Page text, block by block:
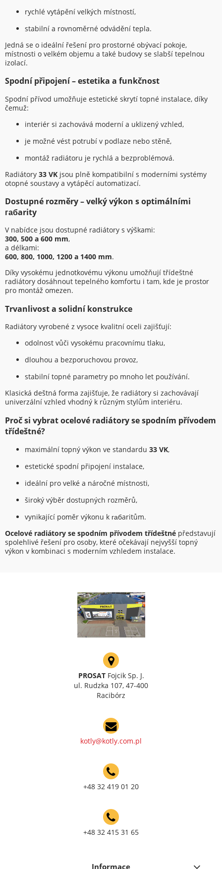
rychlé vytápění velkých místností,
stabilní a rovnoměrné odvádění tepla.
Jedná se o ideální řešení pro prostorné obývací pokoje,
místnosti o velkém objemu a také budovy se slabší tepelnou
izolací.
Spodní připojení – estetika a funkčnost
Spodní přívod umožňuje estetické skrytí topné instalace, díky
čemuž:
interiér si zachovává moderní a uklizený vzhled,
je možné vést potrubí v podlaze nebo stěně,
montáž radiátoru je rychlá a bezproblémová.
Radiátory 33 VK jsou plně kompatibilní s moderními systémy
otopné soustavy a vytápěcí automatizací.
Dostupné rozměry – velký výkon s optimálními
габarity
V nabídce jsou dostupné radiátory s výškami:
300, 500 a 600 mm,
a délkami:
600, 800, 1000, 1200 a 1400 mm.
Díky vysokému jednotkovému výkonu umožňují třídeštné
radiátory dosáhnout tepelného komfortu i tam, kde je prostor
pro montáž omezen.
Trvanlivost a solidní konstrukce
Radiátory vyrobené z vysoce kvalitní oceli zajišťují:
odolnost vůči vysokému pracovnímu tlaku,
dlouhou a bezporuchovou provoz,
stabilní topné parametry po mnoho let používání.
Klasická deštná forma zajišťuje, že radiátory si zachovávají
univerzální vzhled vhodný k různým stylům interiéru.
Proč si vybrat ocelové radiátory se spodním přívodem
třídeštné?
maximální topný výkon ve standardu 33 VK,
estetické spodní připojení instalace,
ideální pro velké a náročné místnosti,
široký výběr dostupných rozměrů,
vynikající poměr výkonu k габaritům.
Ocelové radiátory se spodním přívodem třídeštné představují
spolehlivé řešení pro osoby, které očekávají nejvyšší topný
výkon v kombinaci s moderním vzhledem instalace.
PROSATFojcik Sp. J.
ul. Rudzka 107, 47-400
Racibórz
kotly@kotly.com.pl
+48 32 419 01 20
+48 32 415 31 65
Informace